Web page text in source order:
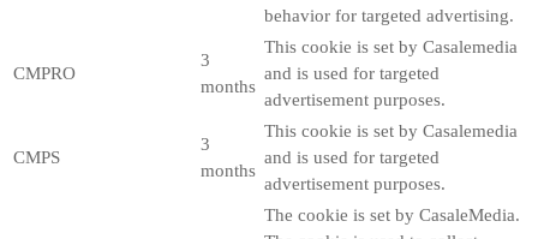
behavior for targeted advertising.
CMPRO
3
months
This cookie is set by Casalemedia
and is used for targeted
advertisement purposes.
CMPS
3
months
This cookie is set by Casalemedia
and is used for targeted
advertisement purposes.
The cookie is set by CasaleMedia.